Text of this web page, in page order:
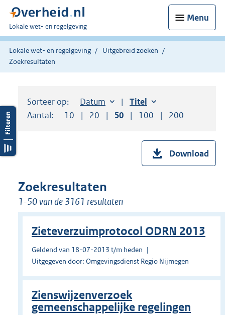
Menu
U
bent
hier:
Lokale wet- en regelgeving
Lokale wet- en regelgeving
Uitgebreid zoeken
Zoekresultaten
Sorteer op: Sorteer op:
Datum aflopendSorteer op:
Titel oplopend
Aantal:
Toon
10 resultaten per pagina
Toon
20 resultaten per pagina
Toon
50 resultaten per pagina
Toon
100 resultaten per
Toon
200
Download
Zoekresultaten
1-50 van de 3161 resultaten
Zieteverzuimprotocol ODRN 2013
Geldend van 18-07-2013 t/m heden
Uitgegeven door: Omgevingsdienst Regio Nijmegen
Zienswijzenverzoek
gemeenschappelijke regelingen